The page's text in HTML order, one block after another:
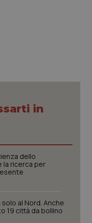
Ulcerosa
neurodegenerative
in
dello
la ricerca per
al Nord. Anche
19 città da bollino